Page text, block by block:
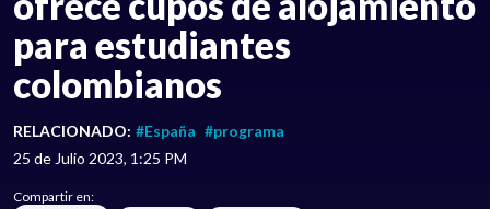
para estudiantes
colombianos
RELACIONADO: #España #programa
25 de Julio 2023, 1:25 PM
Compartir en: